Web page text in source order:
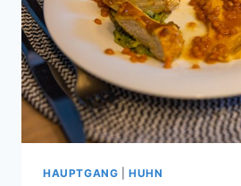
HAUPTGANG |HUHN